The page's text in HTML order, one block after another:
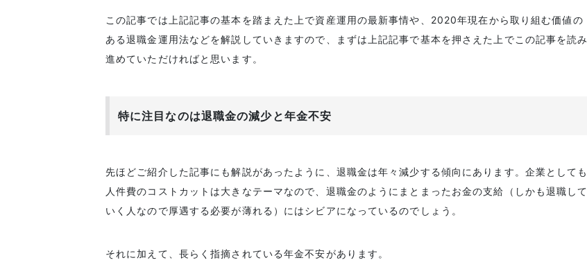
この記事では上記記事の基本を踏まえた上で資産運用の最新事情や、2020年現在から取り組む価値の
ある退職金運用法などを解説していきますので、まずは上記記事で基本を押さえた上でこの記事を読み
進めていただければと思います。
特に注目なのは退職金の減少と年金不安
先ほどご紹介した記事にも解説があったように、退職金は年々減少する傾向にあります。企業としても
人件費のコストカットは大きなテーマなので、退職金のようにまとまったお金の支給（しかも退職して
いく人なので厚遇する必要が薄れる）にはシビアになっているのでしょう。
それに加えて、長らく指摘されている年金不安があります。